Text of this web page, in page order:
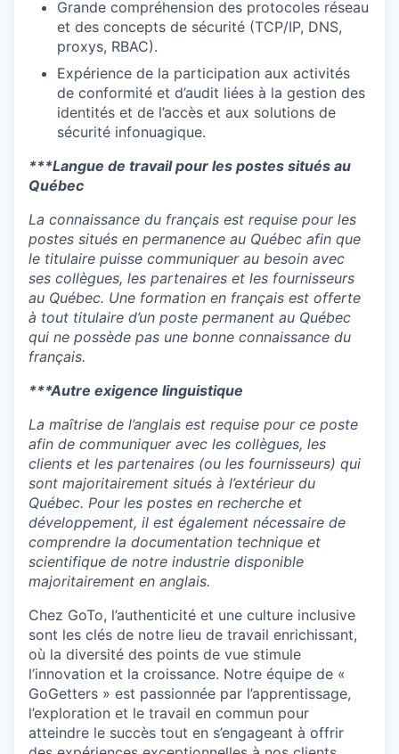
Grande compréhension des protocoles réseau
et des concepts de sécurité (TCP/IP, DNS,
proxys, RBAC).
Expérience de la participation aux activités
de conformité et d’audit liées à la gestion des
identités et de l’accès et aux solutions de
sécurité infonuagique.
***Langue de travail pour les postes situés au
Québec
La connaissance du français est requise pour les
postes situés en permanence au Québec afin que
le titulaire puisse communiquer au besoin avec
ses collègues, les partenaires et les fournisseurs
au Québec. Une formation en français est offerte
à tout titulaire d’un poste permanent au Québec
qui ne possède pas une bonne connaissance du
français.
***Autre exigence linguistique
La maîtrise de l’anglais est requise pour ce poste
afin de communiquer avec les collègues, les
clients et les partenaires (ou les fournisseurs) qui
sont majoritairement situés à l’extérieur du
Québec. Pour les postes en recherche et
développement, il est également nécessaire de
comprendre la documentation technique et
scientifique de notre industrie disponible
majoritairement en anglais.
Chez GoTo, l’authenticité et une culture inclusive
sont les clés de notre lieu de travail enrichissant,
où la diversité des points de vue stimule
l’innovation et la croissance. Notre équipe de «
GoGetters » est passionnée par l’apprentissage,
l’exploration et le travail en commun pour
atteindre le succès tout en s’engageant à offrir